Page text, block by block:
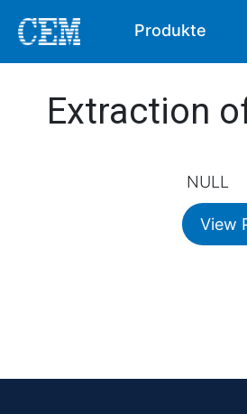
Produkte
Extraction
NULL
View